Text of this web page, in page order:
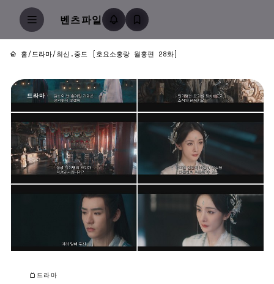
벤츠파일
홈/드라마/최신.중드 [호요소홍랑 월홍편 28화]
드라마
드라마